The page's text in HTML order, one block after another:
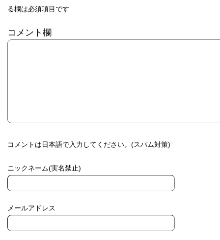
る欄は必須項目です
コメント欄
コメントは日本語で入力してください。(スパム対策)
ニックネーム(実名禁止)
メールアドレス